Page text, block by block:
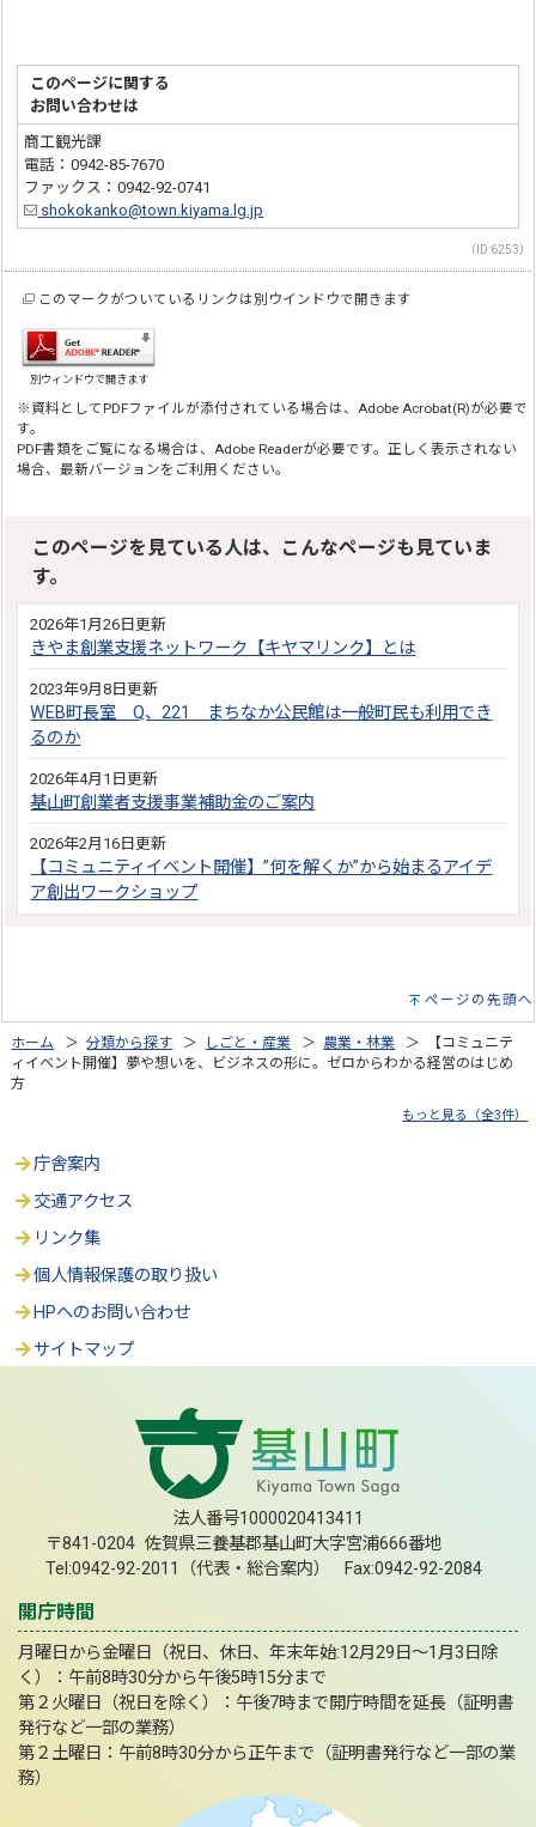
このページに関する
お問い合わせは
商工観光課
電話：0942-85-7670
ファックス：0942-92-0741
shokokanko@town.kiyama.lg.jp
（ID:6253）
このマークがついているリンクは別ウインドウで開きます
別ウィンドウで開きます
※資料としてPDFファイルが添付されている場合は、Adobe Acrobat(R)が必要で
す。
PDF書類をご覧になる場合は、Adobe Readerが必要です。正しく表示されない
場合、最新バージョンをご利用ください。
このページを見ている人は、こんなページも見ていま
す。
2026年1月26日更新
きやま創業支援ネットワーク【キヤマリンク】とは
2023年9月8日更新
WEB町長室 Q、221 まちなか公民館は一般町民も利用でき
るのか
2026年4月1日更新
基山町創業者支援事業補助金のご案内
2026年2月16日更新
【コミュニティイベント開催】”何を解くか”から始まるアイデ
ア創出ワークショップ
ページの先頭へ
ホーム ＞分類から探す ＞ しごと・産業 ＞ 農業・林業 ＞ 【コミュニテ
ィイベント開催】夢や想いを、ビジネスの形に。ゼロからわかる経営のはじめ
方
もっと見る（全3件）
庁舎案内
交通アクセス
リンク集
個人情報保護の取り扱い
HPへのお問い合わせ
サイトマップ
法人番号1000020413411
〒841-0204 佐賀県三養基郡基山町大字宮浦666番地
Tel:0942-92-2011（代表・総合案内） Fax:0942-92-2084
開庁時間
月曜日から金曜日（祝日、休日、年末年始:12月29日～1月3日除
く）：午前8時30分から午後5時15分まで
第２火曜日（祝日を除く）：午後7時まで開庁時間を延長（証明書
発行など一部の業務）
第２土曜日：午前8時30分から正午まで（証明書発行など一部の業
務）